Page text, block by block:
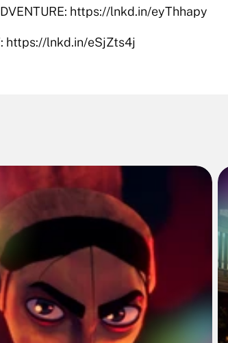
https://lnkd.in/eyThhapy
https://lnkd.in/eSjZts4j